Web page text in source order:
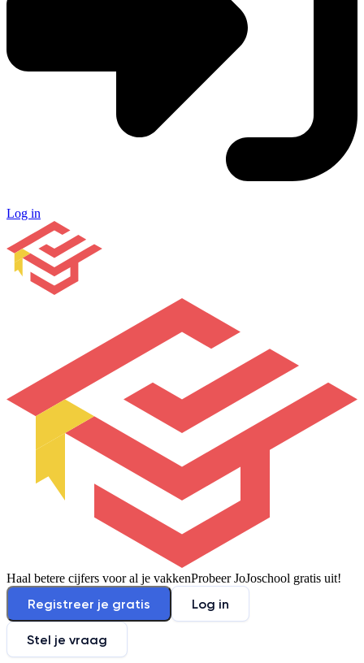
Log in
Haal betere cijfers voor al je vakkenProbeer JoJoschool gratis uit!
Registreer je gratis Log in
Stel je vraag